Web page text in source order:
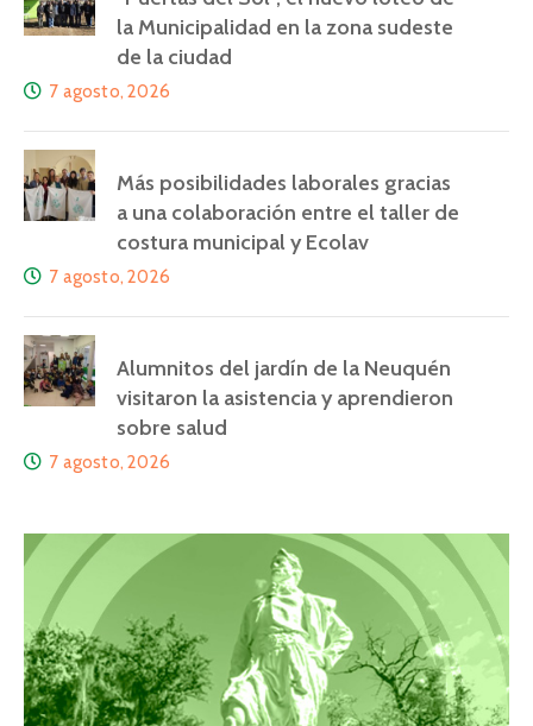
la Municipalidad en la zona sudeste
de la ciudad
7 agosto, 2026
Más posibilidades laborales gracias
a una colaboración entre el taller de
costura municipal y Ecolav
7 agosto, 2026
Alumnitos del jardín de la Neuquén
visitaron la asistencia y aprendieron
sobre salud
7 agosto, 2026